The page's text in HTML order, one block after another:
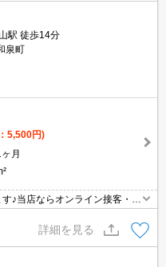
駅 徒歩14分
泉町
5,500円)
ヶ月
♪当店ならオンライン接客・内
の際は、電話番号も記載頂き
詳細を見る